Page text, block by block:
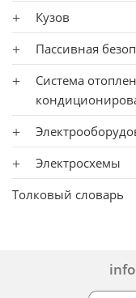
Кузов
Пассивная
Система
Электросхемы
Толковый словарь